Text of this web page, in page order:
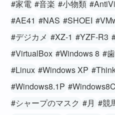
#家電 #音楽 #小物類
#AE41 #NAS #SHOEI
#デジカメ #XZ-1 #YZF-R3
#VirtualBox #Windows 8 #
#Linux #Windows XP
#Windows8.1P
#シャープのマスク #月 #競